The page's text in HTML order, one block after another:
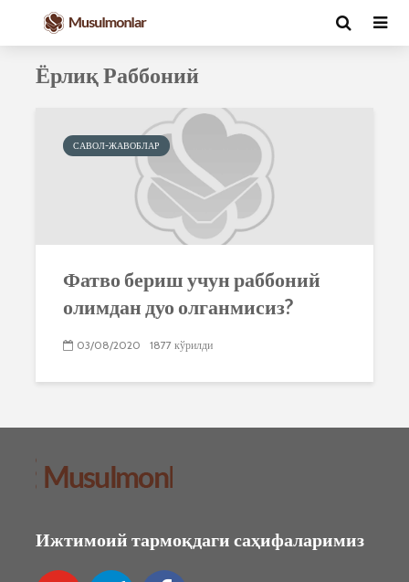
Ёрлиқ Раббоний
САВОЛ-ЖАВОБЛАР
Фатво бериш учун раббоний
олимдан дуо олганмисиз?
03/08/2020 1877 кўрилди
Ижтимоий тармоқдаги саҳифаларимиз